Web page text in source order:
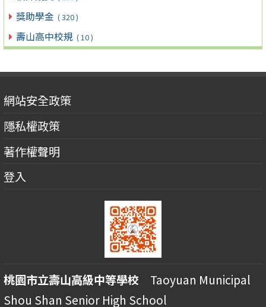
獎助學金 ( 320 )
壽山高中校規 ( 10 )
網站安全政策
隱私權政策
著作權聲明
登入
桃園市立壽山高級中等學校 Taoyuan Municipal
Shou Shan Senior High School